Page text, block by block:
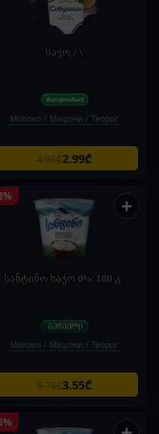
ხაჭო / \
Молоко / Мацони / Творог
4.95₾2.99₾
+
სანტინო ხაჭო 0% 180 გ.
Молоко / Мацони / Творог
5.75₾3.55₾